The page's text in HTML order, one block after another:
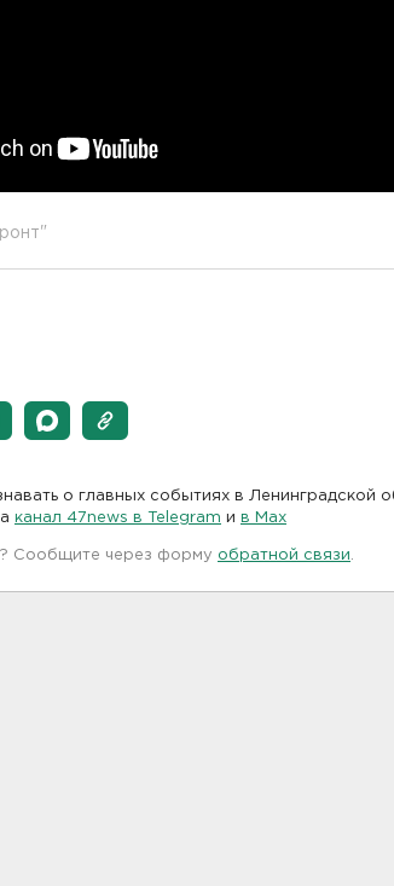
о главных событиях в Ленинградской
канал 47news в Telegram и в Maх
Сообщите через форму обратной связи